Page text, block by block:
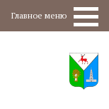
Главное меню